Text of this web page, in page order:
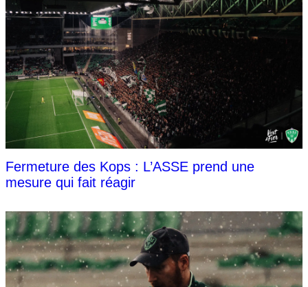
Fermeture des Kops : L’ASSE prend une
mesure qui fait réagir